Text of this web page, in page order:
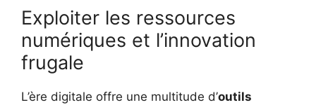
Exploiter les ressources
numériques et l’innovation
frugale
L’ère digitale offre une multitude d’outils